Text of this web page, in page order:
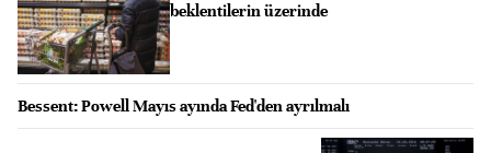
beklentilerin üzerinde
Bessent: Powell Mayıs ayında Fed'den ayrılmalı